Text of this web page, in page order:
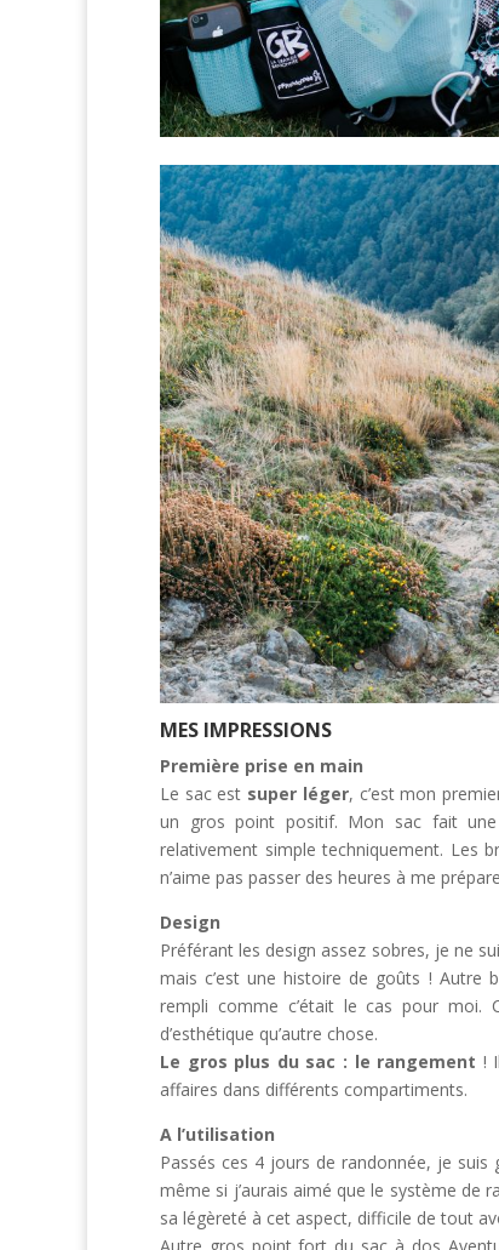
MES IMPRESSIONS
Première prise en main
Le sac est super léger, c’est mon
un gros point positif. Mon sac fait
relativement simple techniquement. Les
n’aime pas passer des heures à me
Design
Préférant les design assez sobres, je ne
mais c’est une histoire de goûts ! Autre
rempli comme c’était le cas pour moi.
d’esthétique qu’autre chose.
Le gros plus du sac : le rangement !
affaires dans différents compartiments.
A l’utilisation
Passés ces 4 jours de randonnée, je suis
même si j’aurais aimé que le système de
sa légèreté à cet aspect, difficile de tout